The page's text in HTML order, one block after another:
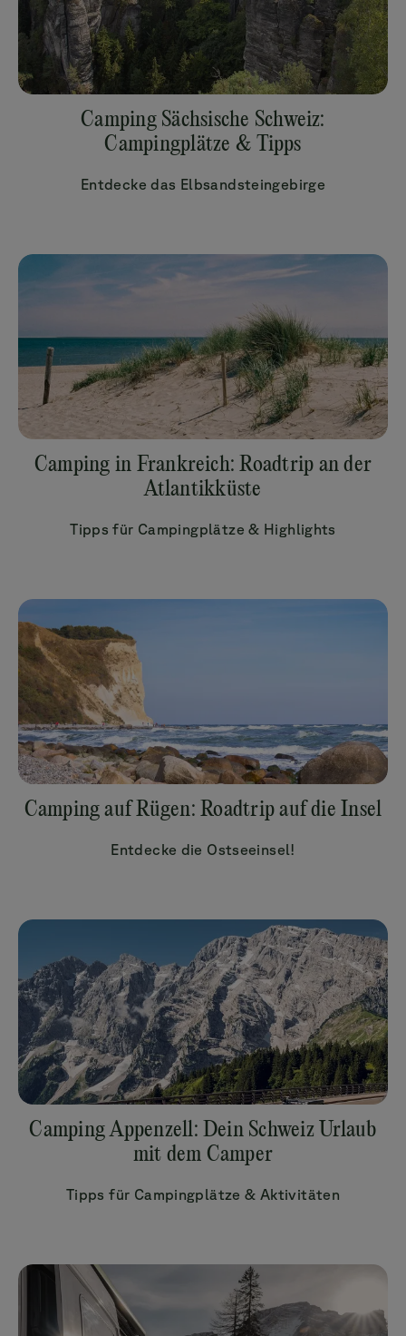
Camping Sächsische Schweiz:
Campingplätze & Tipps
Entdecke das Elbsandsteingebirge
Camping in Frankreich: Roadtrip an der
Atlantikküste
Tipps für Campingplätze & Highlights
Camping auf Rügen: Roadtrip auf die Insel
Entdecke die Ostseeinsel!
Camping Appenzell: Dein Schweiz Urlaub
mit dem Camper
Tipps für Campingplätze & Aktivitäten